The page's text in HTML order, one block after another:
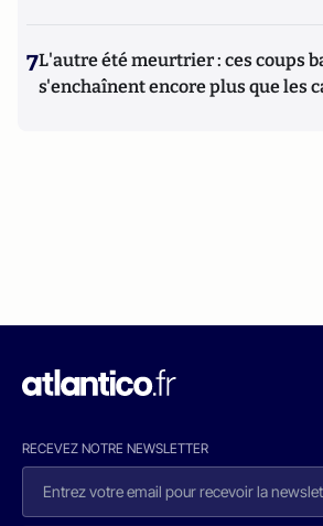
7L'autre été meurtrier : ces coups
s'enchaînent encore plus que les
RECEVEZ NOTRE NEWSLETTER